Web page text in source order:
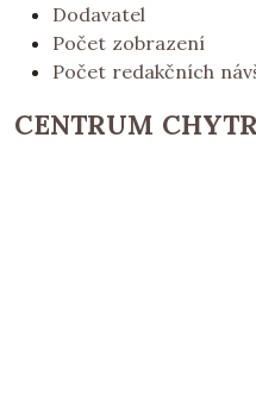
Dodavatel
Počet zobrazení
Počet redakčních
CENTRUM